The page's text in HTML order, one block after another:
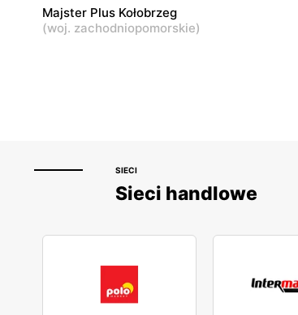
Majster Plus Kołobrzeg
(woj. zachodniopomorskie)
SIECI
Sieci handlowe